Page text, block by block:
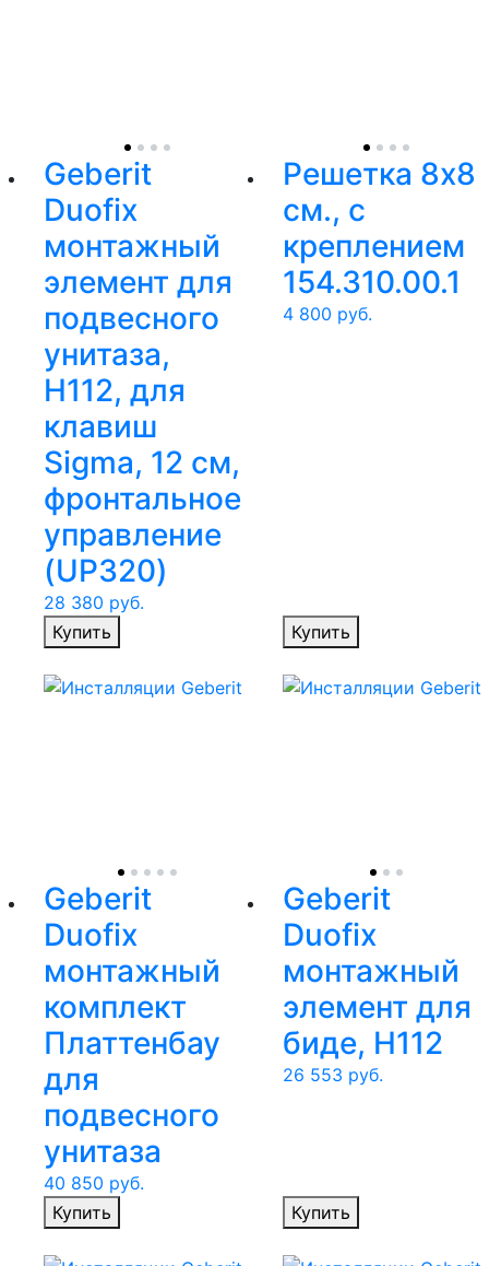
Geberit
Duofix
монтажный
элемент для
подвесного
унитаза,
H112, для
клавиш
Sigma, 12 см,
фронтальное
управление
(UP320)
28 380 руб.
Купить
Решетка 8x8
см., с
креплением
154.310.00.1
4 800 руб.
Купить
Geberit
Duofix
монтажный
комплект
Платтенбау
для
подвесного
унитаза
40 850 руб.
Купить
Geberit
Duofix
монтажный
элемент для
биде, Н112
26 553 руб.
Купить